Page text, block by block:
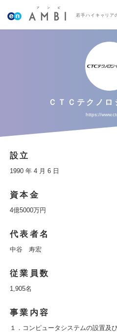
若手ハイキャリア
ＣＴＣテクノ
https://
設立
1990 年 4 月 6 日
資本金
4億5000万円
代表者名
中谷 寿宏
従業員数
1,905名
事業内容
１．コンピュータシステムの設置及